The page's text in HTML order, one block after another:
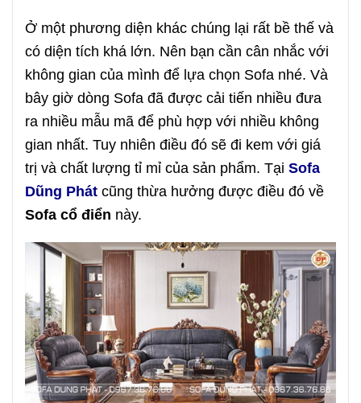
Ở một phương diện khác chúng lại rất bề thế và
có diện tích khá lớn. Nên bạn cần cân nhắc với
không gian của mình để lựa chọn Sofa nhé. Và
bây giờ dòng Sofa đã được cải tiến nhiều đưa
ra nhiều mẫu mã để phù hợp với nhiều không
gian nhất. Tuy nhiên điều đó sẽ đi kem với giá
trị và chất lượng tỉ mỉ của sản phẩm. Tại Sofa
Dũng Phát cũng thừa hưởng được điều đó về
Sofa cổ điển này.